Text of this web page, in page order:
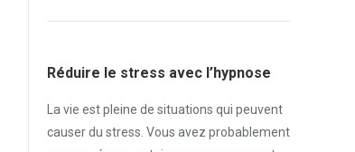
Réduire le stress avec l’hypnose
La vie est pleine de situations qui peuvent
causer du stress . Vous avez probablement